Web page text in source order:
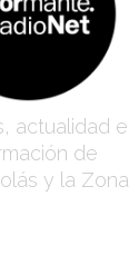
actualidad e
de
y la Zona